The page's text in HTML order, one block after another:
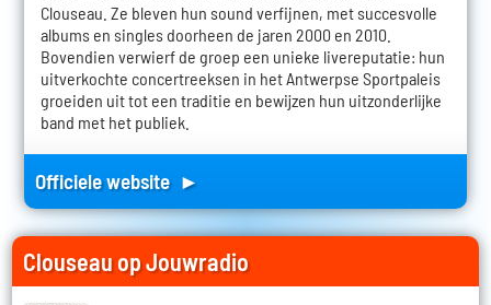
Clouseau. Ze bleven hun sound verfijnen, met succesvolle
albums en singles doorheen de jaren 2000 en 2010.
Bovendien verwierf de groep een unieke livereputatie: hun
uitverkochte concertreeksen in het Antwerpse Sportpaleis
groeiden uit tot een traditie en bewijzen hun uitzonderlijke
band met het publiek.
Officiele website ►
Clouseau op Jouwradio